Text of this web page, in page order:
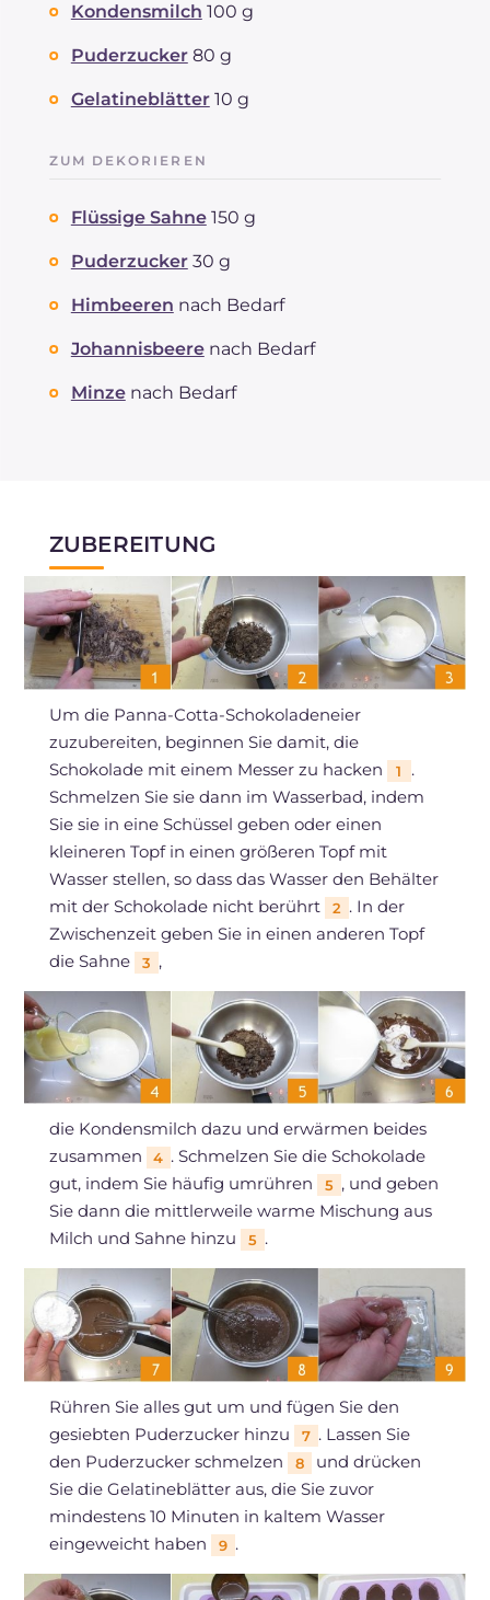
Cholesterin
Natrium
Kondensmilch 100 g
Puderzucker 80 g
Gelatineblätter 10 g
ZUM DEKORIEREN
Flüssige Sahne 150 g
Puderzucker 30 g
Himbeeren nach Bedarf
Johannisbeere nach Bedarf
Minze nach Bedarf
ZUBEREITUNG
Um die Panna-Cotta-Schokoladeneier
zuzubereiten, beginnen Sie damit, die
Schokolade mit einem Messer zu hacken
1
.
Schmelzen Sie sie dann im Wasserbad, indem
Sie sie in eine Schüssel geben oder einen
kleineren Topf in einen größeren Topf mit
Wasser stellen, so dass das Wasser den Behälter
mit der Schokolade nicht berührt
2 . In der
Zwischenzeit geben Sie in einen anderen Topf
die Sahne
3 ,
die Kondensmilch dazu und erwärmen beides
zusammen
4 . Schmelzen Sie die Schokolade
gut, indem Sie häufig umrühren
5 , und geben
Sie dann die mittlerweile warme Mischung aus
Milch und Sahne hinzu
5 .
Rühren Sie alles gut um und fügen Sie den
gesiebten Puderzucker hinzu
7 . Lassen Sie
den Puderzucker schmelzen
8
und drücken
Sie die Gelatineblätter aus, die Sie zuvor
mindestens 10 Minuten in kaltem Wasser
eingeweicht haben
9 .